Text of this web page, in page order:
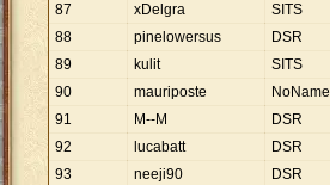
87
xDelgra SITS
88
pinelowersus DSR
89
kulit SITS
90
mauriposte NoName
91
M--M DSR
92
lucabatt DSR
93
neeji90 DSR